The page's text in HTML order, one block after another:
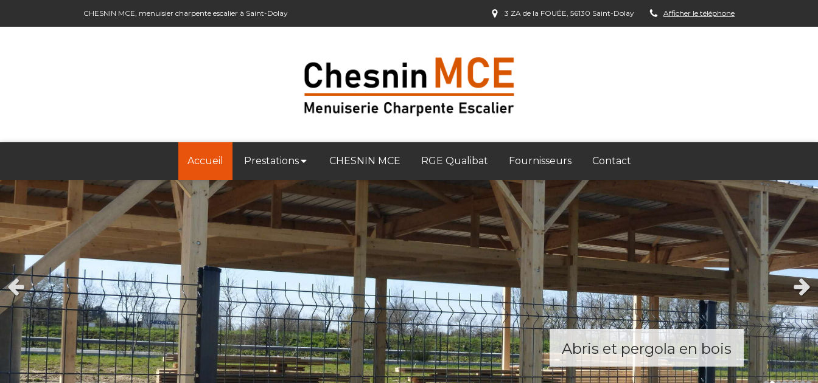
CHESNIN MCE, menuisier charpente escalier à Saint-Dolay Afficher le téléphone
3 ZA de la FOUÉE, 56130 Saint-Dolay
Accueil Prestations CHESNIN MCE RGE Qualibat Fournisseurs Contact
Charpente
Slide précédent